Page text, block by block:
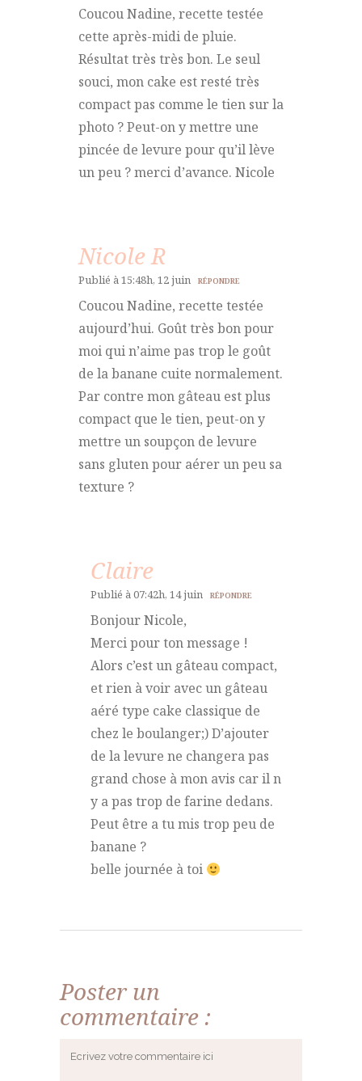
Coucou Nadine, recette testée
cette après-midi de pluie.
Résultat très très bon. Le seul
souci, mon cake est resté très
compact pas comme le tien sur la
photo ? Peut-on y mettre une
pincée de levure pour qu’il lève
un peu ? merci d’avance. Nicole
Nicole R
Publié à 15:48h, 12 juin RÉPONDRE
Coucou Nadine, recette testée
aujourd’hui. Goût très bon pour
moi qui n’aime pas trop le goût
de la banane cuite normalement.
Par contre mon gâteau est plus
compact que le tien, peut-on y
mettre un soupçon de levure
sans gluten pour aérer un peu sa
texture ?
Claire
Publié à 07:42h, 14 juin RÉPONDRE
Bonjour Nicole,
Merci pour ton message !
Alors c’est un gâteau compact,
et rien à voir avec un gâteau
aéré type cake classique de
chez le boulanger;) D’ajouter
de la levure ne changera pas
grand chose à mon avis car il n
y a pas trop de farine dedans.
Peut être a tu mis trop peu de
banane ?
belle journée à toi
Poster un
commentaire :